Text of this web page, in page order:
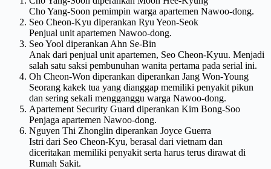
Cho Yang-Soon pemimpin warga apartemen Nawoo-dong.
Seo Cheon-Kyu diperankan Ryu Yeon-Seok
Penjual unit apartemen Nawoo-dong.
Seo Yool diperankan Ahn Se-Bin
Anak dari penjual unit apartemen, Seo Cheon-Kyuu. Menjadi
salah satu saksi pembunuhan wanita pertama pada serial ini.
Oh Cheon-Won diperankan diperankan Jang Won-Young
Seorang kakek tua yang dianggap memiliki penyakit pikun
dan sering sekali mengganggu warga Nawoo-dong.
Apartement Security Guard diperankan Kim Bong-Soo
Penjaga apartemen Nawoo-dong.
Nguyen Thi Zhonglin diperankan Joyce Guerra
Istri dari Seo Cheon-Kyu, berasal dari vietnam dan
diceritakan memiliki penyakit serta harus terus dirawat di
Rumah Sakit.